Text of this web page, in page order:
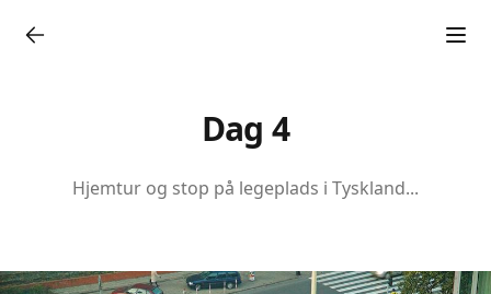
Dag 4
Hjemtur og stop på legeplads i Tyskland...